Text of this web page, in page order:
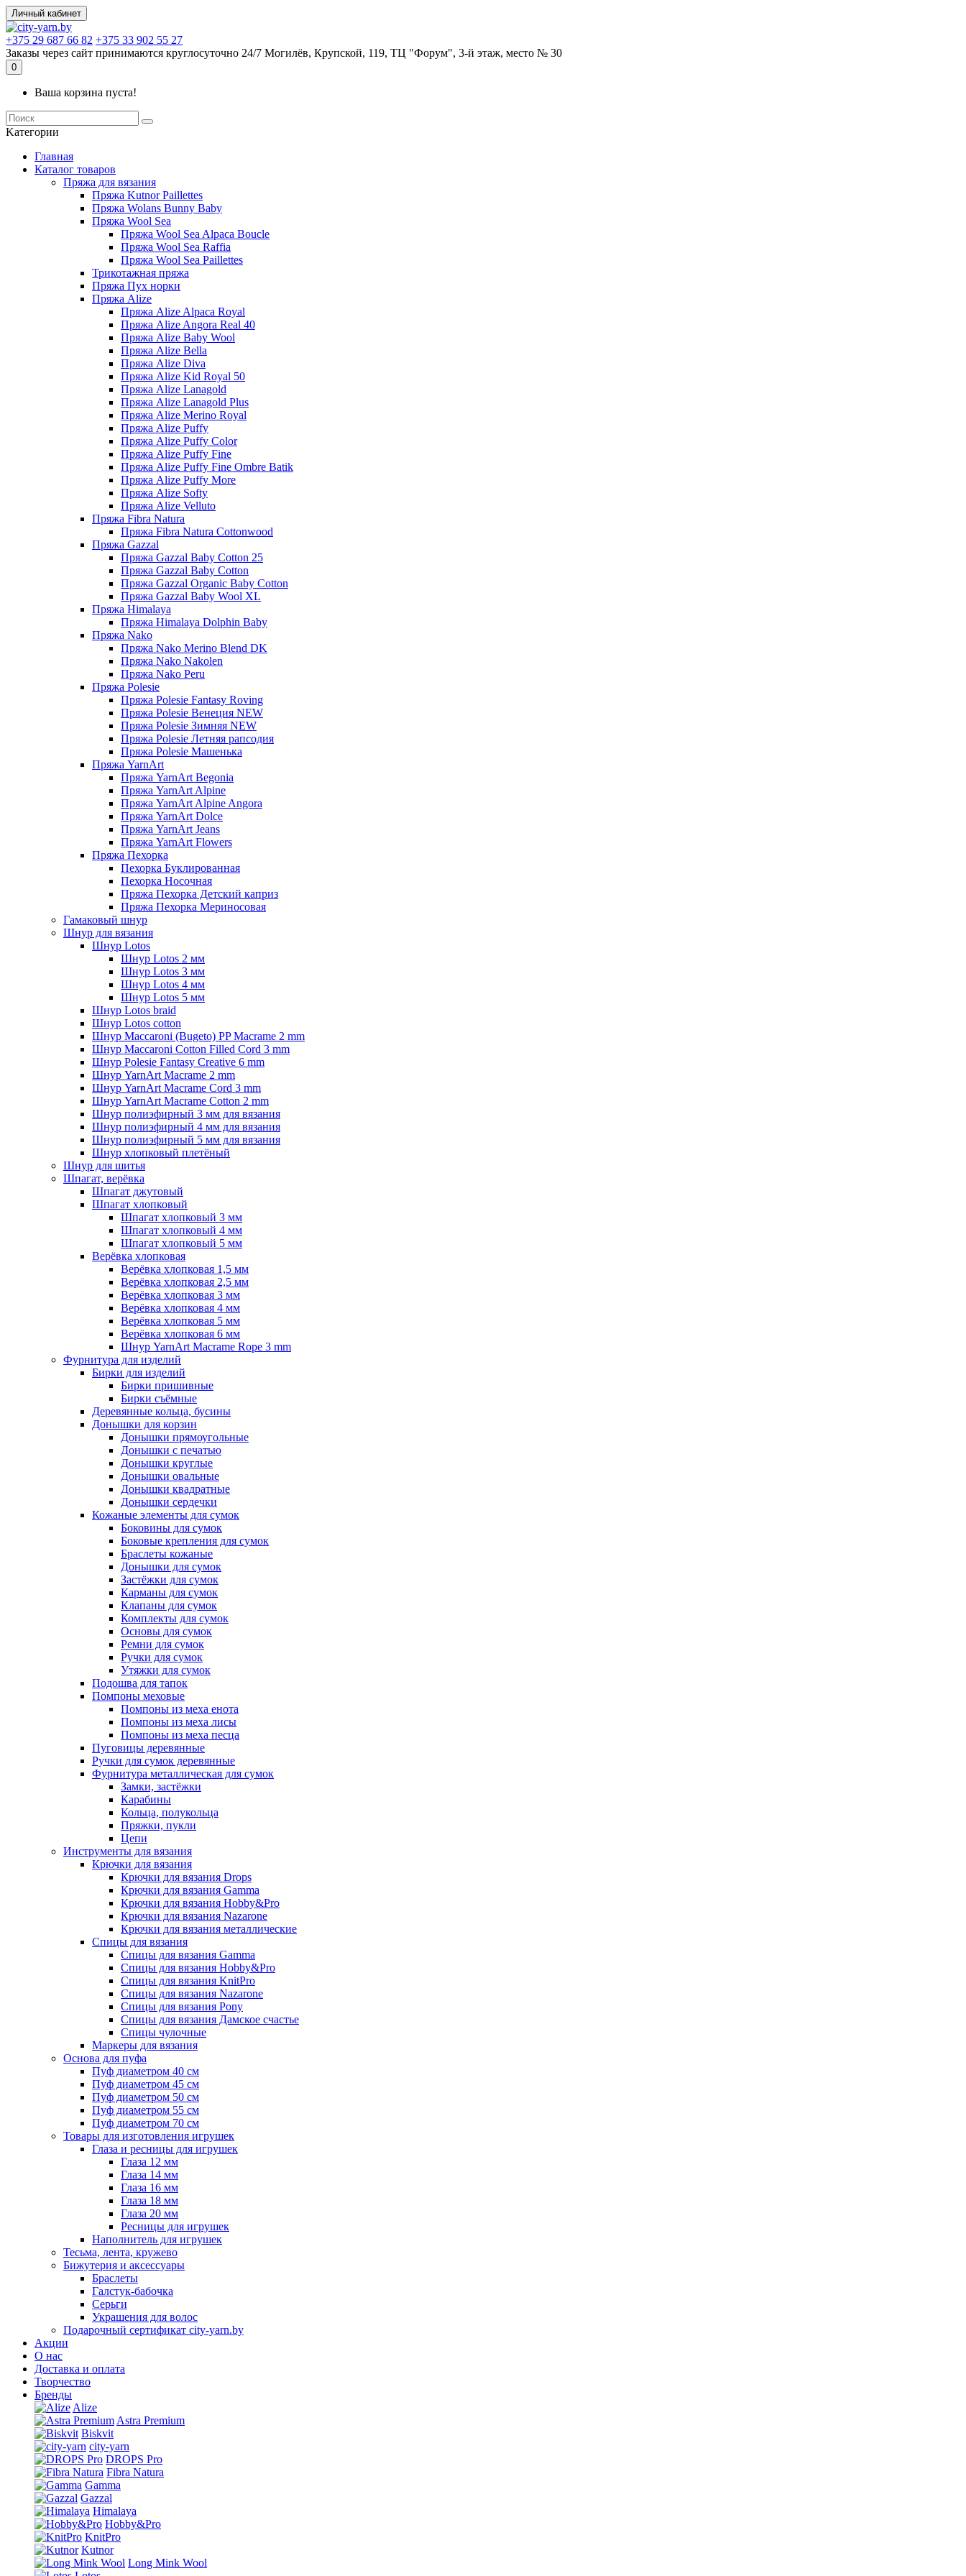
Личный кабинет
+375 29 687 66 82 +375 33 902 55 27
Заказы через сайт принимаются круглосуточно 24/7 Могилёв, Крупской, 119, ТЦ "Форум", 3-й этаж, место № 30
0
Ваша корзина пуста!
Kатегории
Главная
Каталог товаров
Пряжа для вязания
Пряжа Kutnor Paillettes
Пряжа Wolans Bunny Baby
Пряжа Wool Sea
Пряжа Wool Sea Alpaca Boucle
Пряжа Wool Sea Raffia
Пряжа Wool Sea Paillettes
Трикотажная пряжа
Пряжа Пух норки
Пряжа Alize
Пряжа Alize Alpaca Royal
Пряжа Alize Angora Real 40
Пряжа Alize Baby Wool
Пряжа Alize Bella
Пряжа Alize Diva
Пряжа Alize Kid Royal 50
Пряжа Alize Lanagold
Пряжа Alize Lanagold Plus
Пряжа Alize Merino Royal
Пряжа Alize Puffy
Пряжа Alize Puffy Color
Пряжа Alize Puffy Fine
Пряжа Alize Puffy Fine Ombre Batik
Пряжа Alize Puffy More
Пряжа Alize Softy
Пряжа Alize Velluto
Пряжа Fibra Natura
Пряжа Fibra Natura Cottonwood
Пряжа Gazzal
Пряжа Gazzal Baby Cotton 25
Пряжа Gazzal Baby Cotton
Пряжа Gazzal Organic Baby Cotton
Пряжа Gazzal Baby Wool XL
Пряжа Himalaya
Пряжа Himalaya Dolphin Baby
Пряжа Nako
Пряжа Nako Merino Blend DK
Пряжа Nako Nakolen
Пряжа Nako Peru
Пряжа Polesie
Пряжа Polesie Fantasy Roving
Пряжа Polesie Венеция NEW
Пряжа Polesie Зимняя NEW
Пряжа Polesie Летняя рапсодия
Пряжа Polesie Машенька
Пряжа YarnArt
Пряжа YarnArt Begonia
Пряжа YarnArt Alpine
Пряжа YarnArt Alpine Angora
Пряжа YarnArt Dolce
Пряжа YarnArt Jeans
Пряжа YarnArt Flowers
Пряжа Пехорка
Пехорка Буклированная
Пехорка Носочная
Пряжа Пехорка Детский каприз
Пряжа Пехорка Мериносовая
Гамаковый шнур
Шнур для вязания
Шнур Lotos
Шнур Lotos 2 мм
Шнур Lotos 3 мм
Шнур Lotos 4 мм
Шнур Lotos 5 мм
Шнур Lotos braid
Шнур Lotos cotton
Шнур Maccaroni (Bugeto) PP Macrame 2 mm
Шнур Maccaroni Cotton Filled Cord 3 mm
Шнур Polesie Fantasy Creative 6 mm
Шнур YarnArt Macrame 2 mm
Шнур YarnArt Macrame Cord 3 mm
Шнур YarnArt Macrame Cotton 2 mm
Шнур полиэфирный 3 мм для вязания
Шнур полиэфирный 4 мм для вязания
Шнур полиэфирный 5 мм для вязания
Шнур хлопковый плетёный
Шнур для шитья
Шпагат, верёвка
Шпагат джутовый
Шпагат хлопковый
Шпагат хлопковый 3 мм
Шпагат хлопковый 4 мм
Шпагат хлопковый 5 мм
Верёвка хлопковая
Верёвка хлопковая 1,5 мм
Верёвка хлопковая 2,5 мм
Верёвка хлопковая 3 мм
Верёвка хлопковая 4 мм
Верёвка хлопковая 5 мм
Верёвка хлопковая 6 мм
Шнур YarnArt Macrame Rope 3 mm
Фурнитура для изделий
Бирки для изделий
Бирки пришивные
Бирки съёмные
Деревянные кольца, бусины
Донышки для корзин
Донышки прямоугольные
Донышки с печатью
Донышки круглые
Донышки овальные
Донышки квадратные
Донышки сердечки
Кожаные элементы для сумок
Боковины для сумок
Боковые крепления для сумок
Браслеты кожаные
Донышки для сумок
Застёжки для сумок
Карманы для сумок
Клапаны для сумок
Комплекты для сумок
Основы для сумок
Ремни для сумок
Ручки для сумок
Утяжки для сумок
Подошва для тапок
Помпоны меховые
Помпоны из меха енота
Помпоны из меха лисы
Помпоны из меха песца
Пуговицы деревянные
Ручки для сумок деревянные
Фурнитура металлическая для сумок
Замки, застёжки
Карабины
Кольца, полукольца
Пряжки, пукли
Цепи
Инструменты для вязания
Крючки для вязания
Крючки для вязания Drops
Крючки для вязания Gamma
Крючки для вязания Hobby&Pro
Крючки для вязания Nazarone
Крючки для вязания металлические
Спицы для вязания
Спицы для вязания Gamma
Спицы для вязания Hobby&Pro
Спицы для вязания KnitPro
Спицы для вязания Nazarone
Спицы для вязания Pony
Спицы для вязания Дамское счастье
Спицы чулочные
Маркеры для вязания
Основа для пуфа
Пуф диаметром 40 см
Пуф диаметром 45 см
Пуф диаметром 50 см
Пуф диаметром 55 см
Пуф диаметром 70 см
Товары для изготовления игрушек
Глаза и ресницы для игрушек
Глаза 12 мм
Глаза 14 мм
Глаза 16 мм
Глаза 18 мм
Глаза 20 мм
Ресницы для игрушек
Наполнитель для игрушек
Тесьма, лента, кружево
Бижутерия и аксессуары
Браслеты
Галстук-бабочка
Серьги
Украшения для волос
Подарочный сертификат city-yarn.by
Акции
О нас
Доставка и оплата
Творчество
Бренды
Alize
Astra Premium
Biskvit
city-yarn
DROPS Pro
Fibra Natura
Gamma
Gazzal
Himalaya
Hobby&Pro
KnitPro
Kutnor
Long Mink Wool